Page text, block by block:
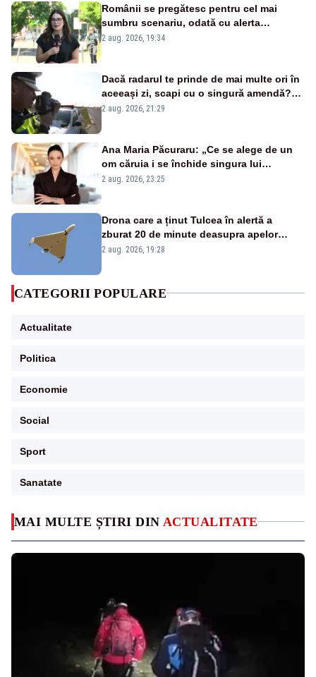
MAI MULTE ȘTIRI DIN ACTUALITATE
Românii se pregătesc pentru cel mai
sumbru scenariu, odată cu alerta
energetică
2 aug. 2026, 19:34
Dacă radarul te prinde de mai multe ori în
aceeași zi, scapi cu o singură amendă?
Ce spune legea
2 aug. 2026, 21:29
Ana Maria Păcuraru: „Ce se alege de un
om căruia i se închide singura lui
portiță?”
2 aug. 2026, 23:25
Drona care a ținut Tulcea în alertă a
zburat 20 de minute deasupra apelor
României. Au fost ridicate două F-16
2 aug. 2026, 19:28
CATEGORII POPULARE
Actualitate
Politica
Economie
Social
Sport
Sanatate